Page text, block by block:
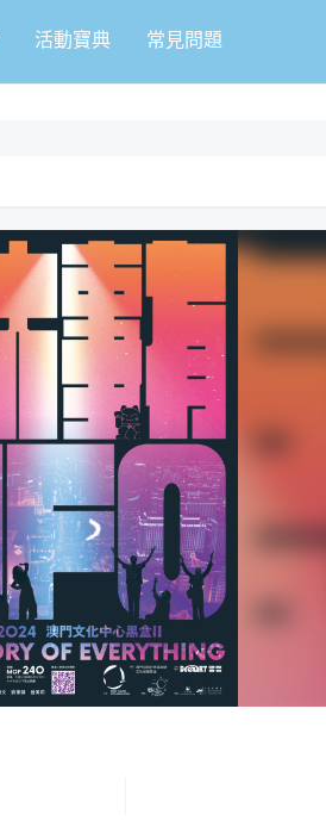
活動寶典 常見問題